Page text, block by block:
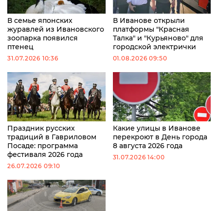
В семье японских
журавлей из Ивановского
зоопарка появился
птенец
31.07.2026 10:36
В Иванове открыли
платформы "Красная
Талка" и "Курьяново" для
городской электрички
01.08.2026 09:50
Праздник русских
традиций в Гавриловом
Посаде: программа
фестиваля 2026 года
26.07.2026 09:10
Какие улицы в Иванове
перекроют в День города
8 августа 2026 года
31.07.2026 14:00